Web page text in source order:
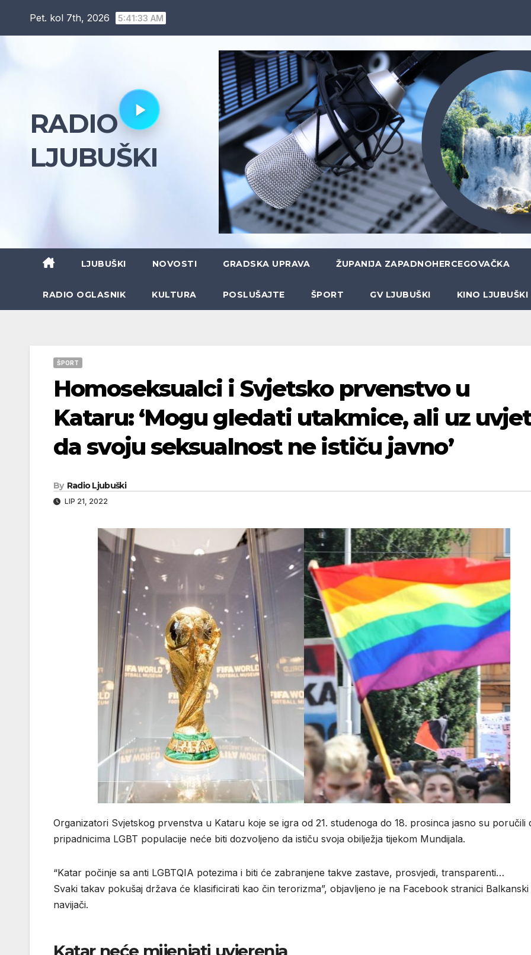
Pet. kol 7th, 2026 5:41:34 AM
RADIO
LJUBUŠKI
LJUBUŠKI NOVOSTI GRADSKA UPRAVA ŽUPANIJA ZAPADNOHERCEGOVAČKA
RADIO OGLASNIK KULTURA POSLUŠAJTE ŠPORT GV LJUBUŠKI KINO LJUBUŠKI
ŠPORT
Homoseksualci i Svjetsko prvenstvo u
Kataru: ‘Mogu gledati utakmice, ali uz
da svoju seksualnost ne ističu javno’
By Radio Ljubuški
LIP 21, 2022
Organizatori Svjetskog prvenstva u Kataru koje se igra od 21. studenoga do 18. prosinca jasno su poručili
pripadnicima LGBT populacije neće biti dozvoljeno da ističu svoja obilježja tijekom Mundijala.
“Katar počinje sa anti LGBTQIA potezima i biti će zabranjene takve zastave, prosvjedi, transparenti…
Svaki takav pokušaj država će klasificirati kao čin terorizma”, objavljeno je na Facebook stranici Balkanski
navijači.
Katar neće mijenjati uvjerenja